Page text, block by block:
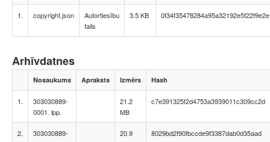
1. copyright.json
Autortiesību
fails
3.5 KB 0f34f35478284a95a32192e5f22f9e2e
Arhīvdatnes
Nosaukums Apraksts Izmērs Hash
1.
303030889-
0001. lpp.
21.2
MB
c7e391325f2d4753a3939011c309cc2d
2.
303030889-
20.9
8029bd2f90fbccde9f3387dab0d35aad